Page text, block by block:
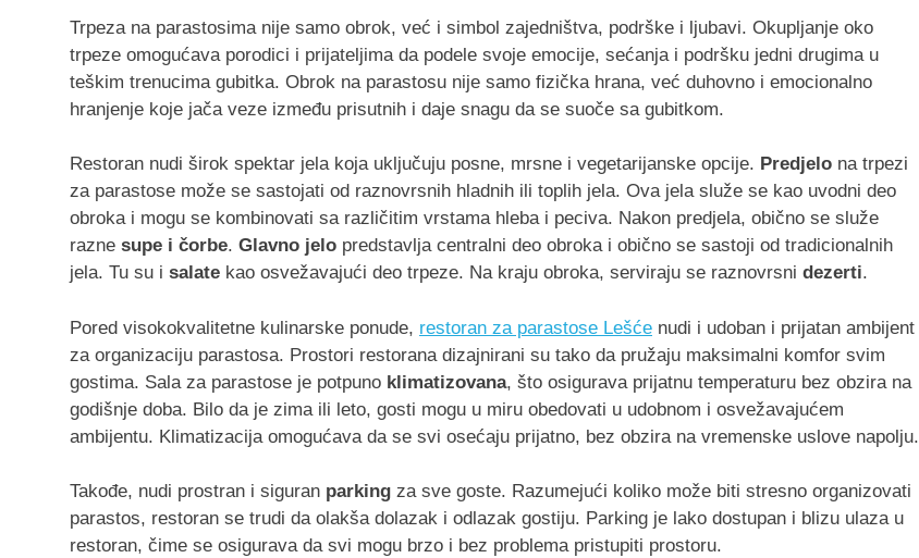
Trpeza na parastosima nije samo obrok, već i simbol zajedništva, podrške i ljubavi. Okupljanje oko
trpeze omogućava porodici i prijateljima da podele svoje emocije, sećanja i podršku jedni drugima u
teškim trenucima gubitka. Obrok na parastosu nije samo fizička hrana, već duhovno i emocionalno
hranjenje koje jača veze između prisutnih i daje snagu da se suoče sa gubitkom.
Restoran nudi širok spektar jela koja uključuju posne, mrsne i vegetarijanske opcije. Predjelo na trpezi
za parastose može se sastojati od raznovrsnih hladnih ili toplih jela. Ova jela služe se kao uvodni deo
obroka i mogu se kombinovati sa različitim vrstama hleba i peciva. Nakon predjela, obično se služe
razne supe i čorbe. Glavno jelo predstavlja centralni deo obroka i obično se sastoji od tradicionalnih
jela. Tu su i salate kao osvežavajući deo trpeze. Na kraju obroka, serviraju se raznovrsni dezerti.
Pored visokokvalitetne kulinarske ponude, restoran za parastose Lešće nudi i udoban i prijatan ambijent
za organizaciju parastosa. Prostori restorana dizajnirani su tako da pružaju maksimalni komfor svim
gostima. Sala za parastose je potpuno klimatizovana, što osigurava prijatnu temperaturu bez obzira na
godišnje doba. Bilo da je zima ili leto, gosti mogu u miru obedovati u udobnom i osvežavajućem
ambijentu. Klimatizacija omogućava da se svi osećaju prijatno, bez obzira na vremenske uslove napolju.
Takođe, nudi prostran i siguran parking za sve goste. Razumejući koliko može biti stresno organizovati
parastos, restoran se trudi da olakša dolazak i odlazak gostiju. Parking je lako dostupan i blizu ulaza u
restoran, čime se osigurava da svi mogu brzo i bez problema pristupiti prostoru.